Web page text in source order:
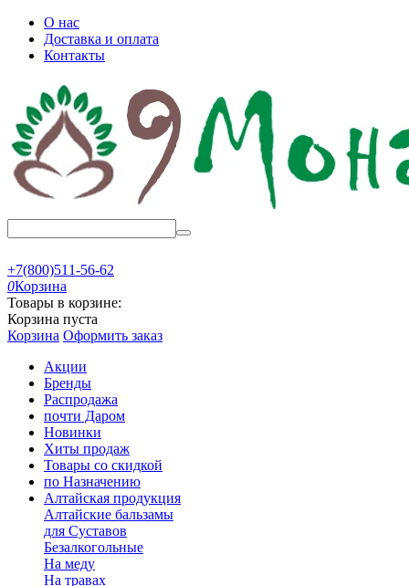
О нас
Доставка и оплата
Контакты
+7(800)511-56-62
0Корзина
Товары в корзине:
Корзина пуста
Корзина Оформить заказ
Акции
Бренды
Распродажа
почти Даром
Новинки
Хиты продаж
Товары со скидкой
по Назначению
Алтайская продукция
Алтайские бальзамы
для Суставов
Безалкогольные
На меду
На травах